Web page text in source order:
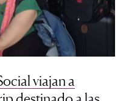
viajan a